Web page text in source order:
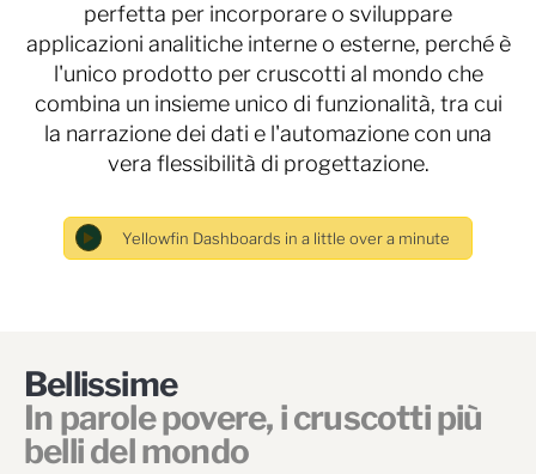
perfetta per incorporare o sviluppare
applicazioni analitiche interne o esterne, perché è
l'unico prodotto per cruscotti al mondo che
combina un insieme unico di funzionalità, tra cui
la narrazione dei dati e l'automazione con una
vera flessibilità di progettazione.
Bellissime
In parole povere, i cruscotti più
belli del mondo